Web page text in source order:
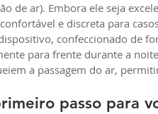
de ar). Embora ele seja
e discreta para
confeccionado de
para frente durante a
a passagem do ar,
passo para